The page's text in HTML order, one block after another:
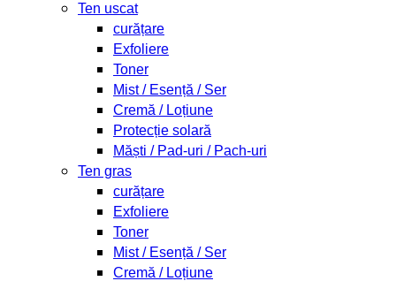
Ten uscat
curățare
Exfoliere
Toner
Mist / Esență / Ser
Cremă / Loțiune
Protecție solară
Măști / Pad-uri / Pach-uri
Ten gras
curățare
Exfoliere
Toner
Mist / Esență / Ser
Cremă / Loțiune